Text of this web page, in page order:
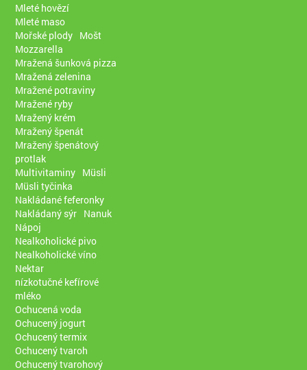
Mleté hovězí
Mleté maso
Mořské plody Mošt
Mozzarella
Mražená šunková pizza
Mražená zelenina
Mražené potraviny
Mražené ryby
Mražený krém
Mražený špenát
Mražený špenátový
protlak
Multivitaminy Müsli
Müsli tyčinka
Nakládané feferonky
Nakládaný sýr Nanuk
Nápoj
Nealkoholické pivo
Nealkoholické víno
Nektar
nízkotučné kefírové
mléko
Ochucená voda
Ochucený jogurt
Ochucený termix
Ochucený tvaroh
Ochucený tvarohový